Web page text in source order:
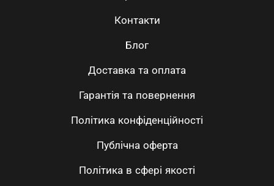
Контакти
Блог
Доставка та оплата
Гарантія та повернення
Політика конфіденційності
Публічна оферта
Політика в сфері якості